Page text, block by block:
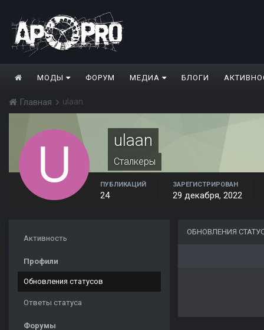
МОДЫ ФОРУМ МЕДИА БЛОГИ
Главная ulaan
ulaan
Сталкеры
ПУБЛИКАЦИЙ
24
ЗАРЕГИСТРИРОВАН
29 декабря, 2022
Активность
Профили
Обновления статусов
Ответы статуса
Форумы
ОБНОВЛЕНИЯ